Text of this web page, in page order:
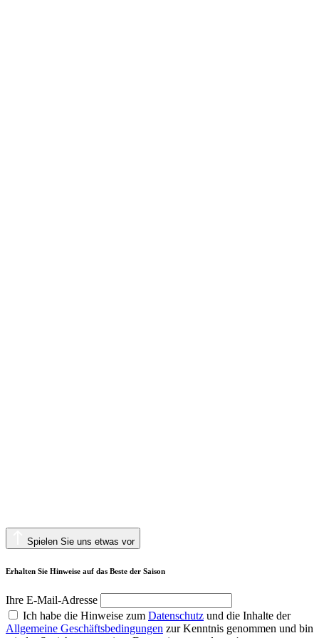
Spielen Sie uns etwas vor
Erhalten Sie Hinweise auf das Beste der Saison
Ihre E-Mail-Adresse
Ich habe die Hinweise zum Datenschutz und die Inhalte der
Allgemeine Geschäftsbedingungen zur Kenntnis genommen und bin